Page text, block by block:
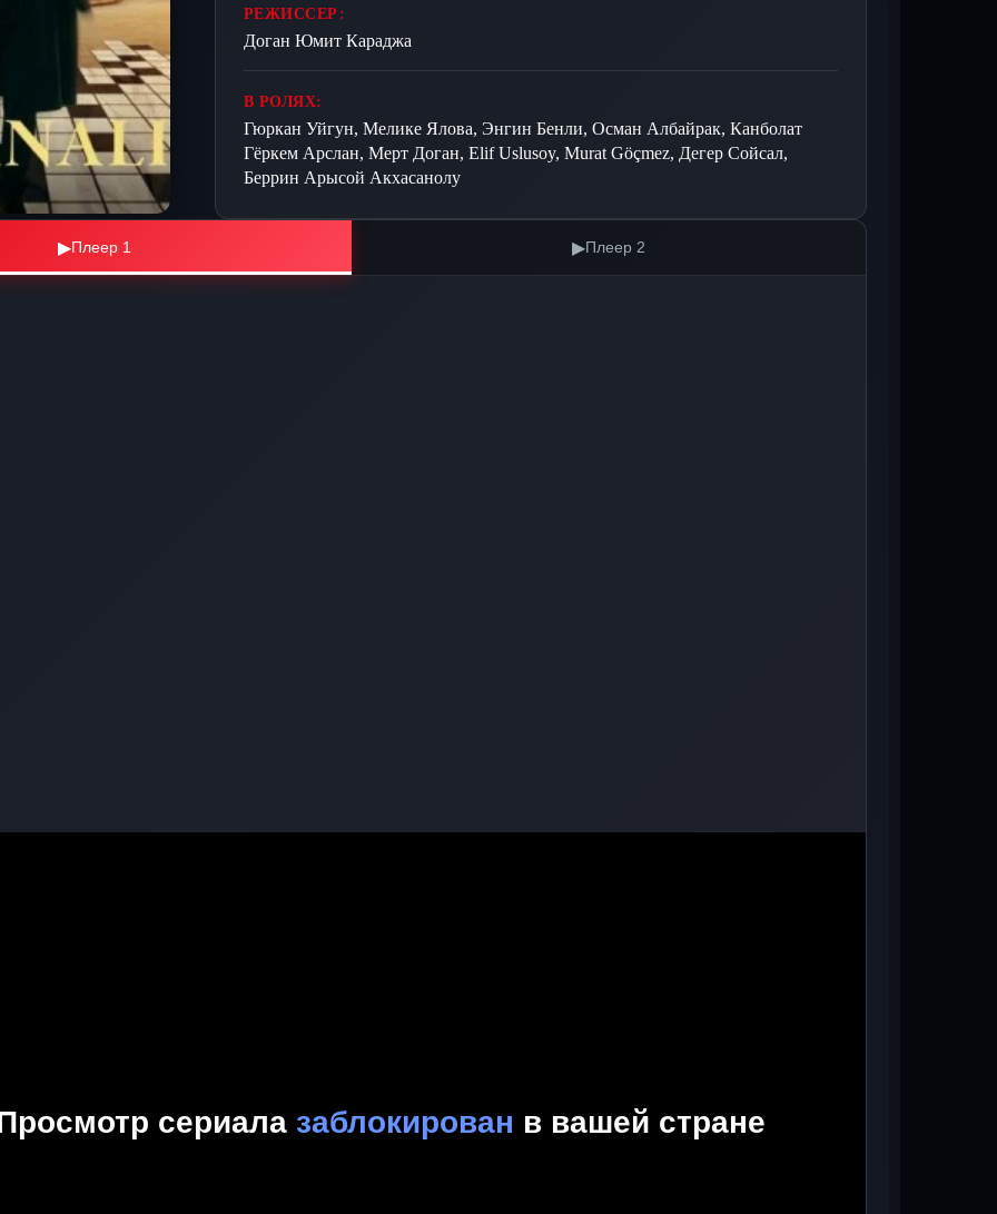
РЕЖИССЕР:
Доган Юмит Караджа
В РОЛЯХ:
Гюркан Уйгун, Мелике Ялова, Энгин Бенли, Осман Албайрак, Канболат
Гёркем Арслан, Мерт Доган, Elif Uslusoy, Murat Göçmez, Дегер Сойсал,
Беррин Арысой Акхасанолу
▶Плеер 1 ▶Плеер 2